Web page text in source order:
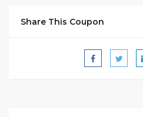
Share This Coupon